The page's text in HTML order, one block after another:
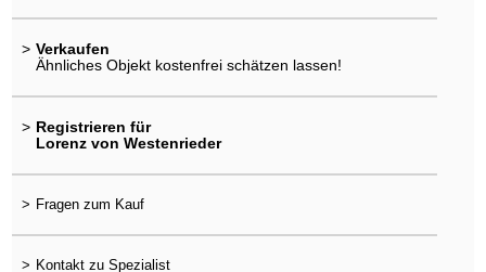
> Verkaufen
Ähnliches Objekt kostenfrei schätzen lassen!
> Registrieren für
Lorenz von Westenrieder
> Fragen zum Kauf
> Kontakt zu Spezialist